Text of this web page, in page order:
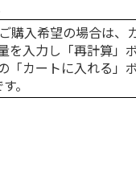
購入希望の場合は、
を入力し「再計算」
「カートに入れる」
。